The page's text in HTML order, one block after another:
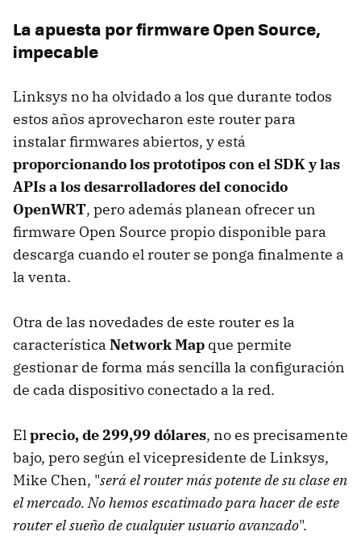
La apuesta por firmware Open Source,
impecable
Linksys no ha olvidado a los que durante todos
estos años aprovecharon este router para
instalar firmwares abiertos, y está
proporcionando los prototipos con el SDK y las
APIs a los desarrolladores del conocido
OpenWRT, pero además planean ofrecer un
firmware Open Source propio disponible para
descarga cuando el router se ponga finalmente a
la venta.
Otra de las novedades de este router es la
característica Network Map que permite
gestionar de forma más sencilla la configuración
de cada dispositivo conectado a la red.
Elprecio, de 299,99 dólares, no es precisamente
bajo, pero según el vicepresidente de Linksys,
Mike Chen, "será el router más potente de su clase en
el mercado. No hemos escatimado para hacer de este
router el sueño de cualquier usuario avanzado".